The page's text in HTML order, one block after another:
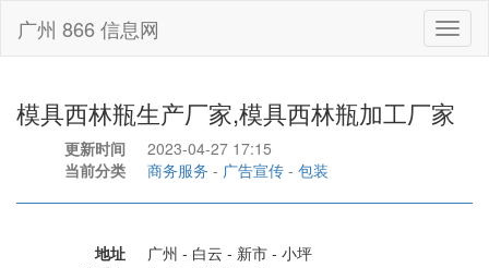
广州 866 信息网
模具西林瓶生产厂家,模具西林瓶加工厂家
更新时间
2023-04-27 17:15
当前分类
商务服务 - 广告宣传 - 包装
地址
广州 - 白云 - 新市 - 小坪